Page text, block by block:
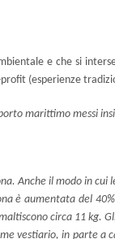
e che si
(esperienze
marittimo messi
Anche il modo in
è aumentata del
circa 11 kg.
vestiario, in parte a